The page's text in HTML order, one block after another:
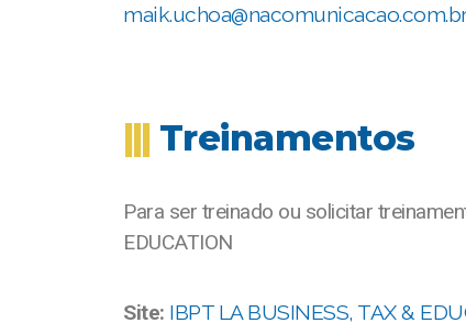
Treinamentos
Para ser treinado ou solicitar
EDUCATION
Site: IBPT LA BUSINESS, TAX &